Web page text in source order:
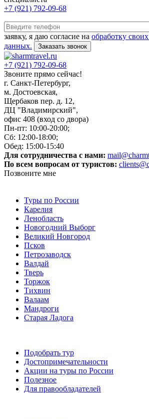
+7 (921) 792-09-68
заявку, я даю согласие на обработку
данных.
+7 (921) 792-09-68
Звоните прямо сейчас!
г. Санкт-Петербург,
м. Достоевская,
Щербаков пер. д. 12,
ДЦ "Владимирский",
офис 408 (вход со двора)
Пн-пт: 10:00-20:00;
Сб: 12:00-18:00;
Обед: 15:00-15:40
Для сотрудничества с нами:
По всем вопросам от туристов:
Позвоните мне
Туры по России
Карелия
Ленобласть
Новогодний Выборг
Великий Новгород
Псков
Петрозаводск
Валдай
Тверь
Торжок
Тихвин
Валаам
Мандроги
Старая Ладога
Подобрать тур
Достопримечательности
Акции на туры по России
Полезное
Для правообладателей